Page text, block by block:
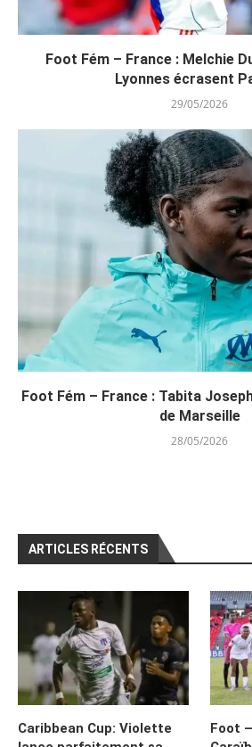
Foot Fém – France : Melchie
Lyonnes écrasent
29/05/2026
Foot Fém – France : Tabita
de Marseille
28/05/2026
ARTICLES RÉCENTS
Caribbean Cup: Violette
Foot